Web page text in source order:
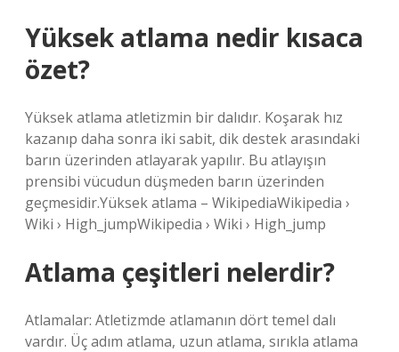
Yüksek atlama nedir kısaca
özet?
Yüksek atlama atletizmin bir dalıdır. Koşarak hız
kazanıp daha sonra iki sabit, dik destek arasındaki
barın üzerinden atlayarak yapılır. Bu atlayışın
prensibi vücudun düşmeden barın üzerinden
geçmesidir.Yüksek atlama – WikipediaWikipedia ›
Wiki › High_jumpWikipedia › Wiki › High_jump
Atlama çeşitleri nelerdir?
Atlamalar: Atletizmde atlamanın dört temel dalı
vardır. Üç adım atlama, uzun atlama, sırıkla atlama